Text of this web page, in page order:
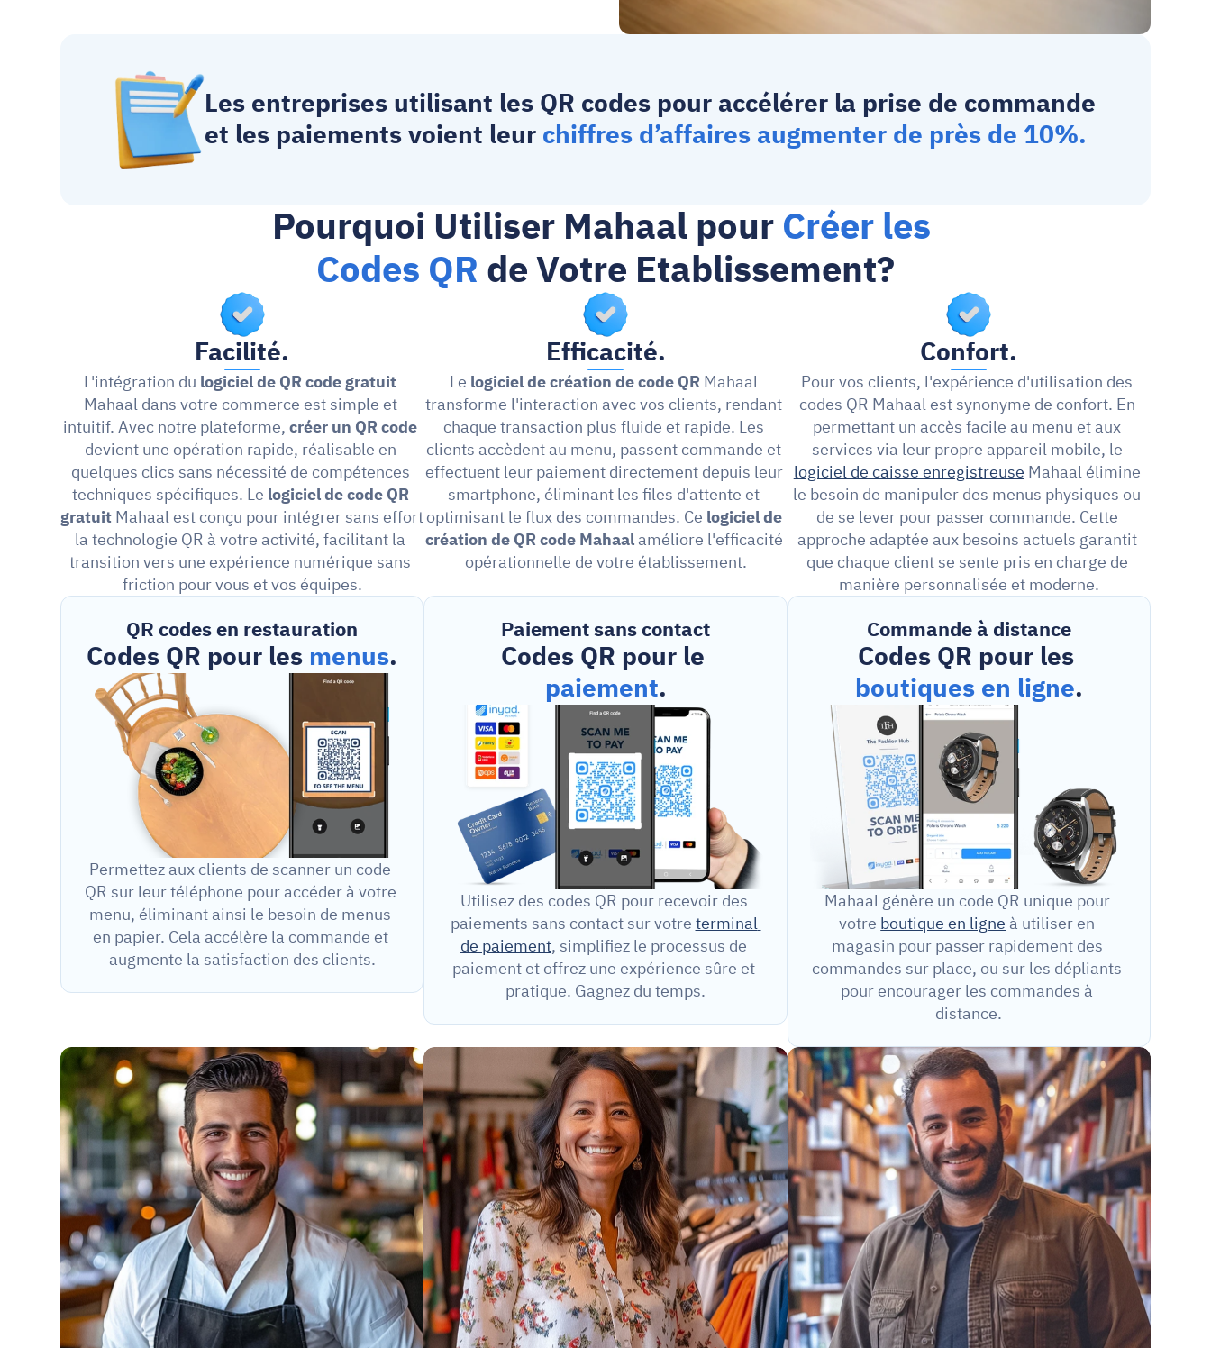
Les entreprises utilisant les QR codes pour accélérer la prise de commande
et les paiements voient leur chiffres d’affaires augmenter de près de 10%.
Pourquoi Utiliser Mahaal pour Créer les
Codes QR de Votre Etablissement?
Facilité.
L'intégration du logiciel de QR code gratuit
Mahaal dans votre commerce est simple et
intuitif. Avec notre plateforme, créer un QR code
devient une opération rapide, réalisable en
quelques clics sans nécessité de compétences
techniques spécifiques. Le logiciel de code QR
gratuit Mahaal est conçu pour intégrer sans effort
la technologie QR à votre activité, facilitant la
transition vers une expérience numérique sans
friction pour vous et vos équipes.
Efficacité.
Le logiciel de création de code QR Mahaal
transforme l'interaction avec vos clients, rendant
chaque transaction plus fluide et rapide. Les
clients accèdent au menu, passent commande et
effectuent leur paiement directement depuis leur
smartphone, éliminant les files d'attente et
optimisant le flux des commandes. Ce logiciel de
création de QR code Mahaal améliore l'efficacité
opérationnelle de votre établissement.
Confort.
Pour vos clients, l'expérience d'utilisation des
codes QR Mahaal est synonyme de confort. En
permettant un accès facile au menu et aux
logiciel de caisse enregistreuse Mahaal élimine
le besoin de manipuler des menus physiques ou
de se lever pour passer commande. Cette
approche adaptée aux besoins actuels garantit
que chaque client se sente pris en charge de
manière personnalisée et moderne.
QR codes en restauration
Codes QR pour les menus.
Permettez aux clients de scanner un code
QR sur leur téléphone pour accéder à votre
menu, éliminant ainsi le besoin de menus
en papier. Cela accélère la commande et
augmente la satisfaction des clients.
Paiement sans contact
paiement.
Utilisez des codes QR pour recevoir des
paiements sans contact sur votre terminal
de paiement, simplifiez le processus de
paiement et offrez une expérience sûre et
pratique. Gagnez du temps.
Commande à distance
Codes QR pour les
boutiques en ligne.
Mahaal génère un code QR unique pour
votre boutique en ligne à utiliser en
magasin pour passer rapidement des
commandes sur place, ou sur les dépliants
pour encourager les commandes à
distance.